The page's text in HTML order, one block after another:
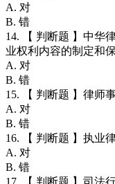
A. 对
B. 错
14. 【 判断题 】中华
业权利内容的制定和
A. 对
B. 错
15. 【 判断题 】律师
A. 对
B. 错
16. 【 判断题 】执业
A. 对
B. 错
17. 【 判断题 】司法